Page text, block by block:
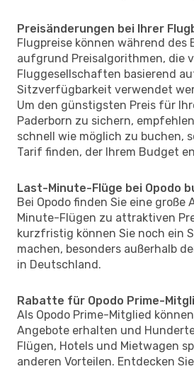
Preisänderungen bei Ihrer
Flugpreise können während des
aufgrund Preisalgorithmen, die
Fluggesellschaften basierend
Sitzverfügbarkeit verwendet
Um den günstigsten Preis für
Paderborn zu sichern,
schnell wie möglich zu buchen,
Tarif finden, der Ihrem Budget
Last-Minute-Flüge bei Opodo
Bei Opodo finden Sie eine große
Minute-Flügen zu attraktiven
kurzfristig können Sie noch ein
machen, besonders außerhalb
in Deutschland.
Rabatte für Opodo Prime-
Als Opodo Prime-Mitglied
Angebote erhalten und
Flügen, Hotels und Mietwagen
anderen Vorteilen. Entdecken